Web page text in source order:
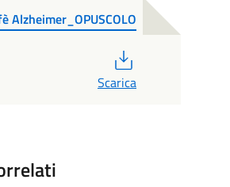
Alzheimer_OPUSCOLO
Scarica